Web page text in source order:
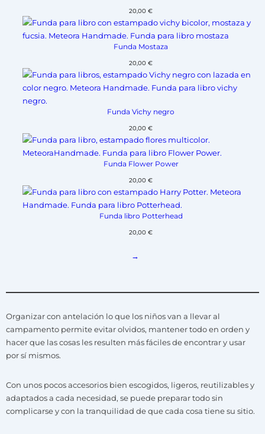
20,00 €
Funda Mostaza
20,00 €
Funda Vichy negro
20,00 €
Funda Flower Power
20,00 €
Funda libro Potterhead
20,00 €
→
Organizar con antelación lo que los niños van a llevar al
campamento permite evitar olvidos, mantener todo en orden y
hacer que las cosas les resulten más fáciles de encontrar y usar
por sí mismos.
Con unos pocos accesorios bien escogidos, ligeros, reutilizables y
adaptados a cada necesidad, se puede preparar todo sin
complicarse y con la tranquilidad de que cada cosa tiene su sitio.